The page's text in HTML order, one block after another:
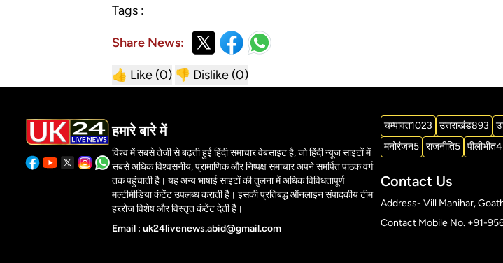
Tags :
Share News:
👍 Like (0) 👎 Dislike (0)
हमारे बारे में
विश्व में सबसे तेजी से बढ़ती हुई हिंदी समाचार वेबसाइट है, जो हिंदी न्यूज साइटों में
सबसे अधिक विश्वसनीय, प्रामाणिक और निष्पक्ष समाचार अपने समर्पित पाठक वर्ग
तक पहुंचाती है। यह अन्य भाषाई साइटों की तुलना में अधिक विविधतापूर्ण
मल्टीमीडिया कंटेंट उपलब्ध कराती है। इसकी प्रतिबद्ध ऑनलाइन संपादकीय टीम
हररोज विशेष और विस्तृत कंटेंट देती है।
Email : uk24livenews.abid@gmail.com
चम्पावत1023 उत्तराखंड893
मनोरंजन5 राजनीति5 पीलीभीत4
Contact Us
Address- Vill Manihar,
Contact Mobile No. +91-